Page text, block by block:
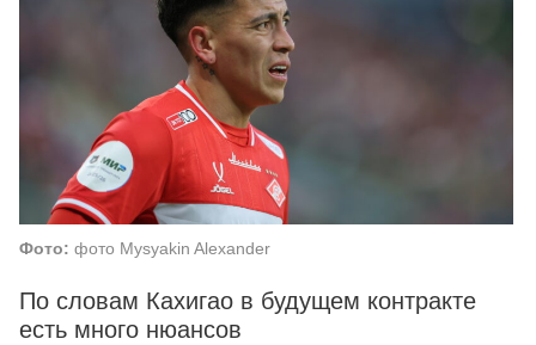
Фото: фото Mysyakin Alexander
По словам Кахигао в будущем контракте
есть много нюансов